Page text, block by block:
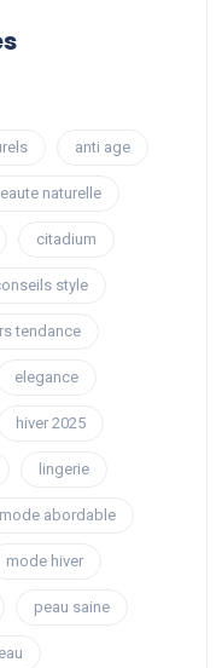
anti age
naturelle
citadium
style
tendance
elegance
hiver 2025
lingerie
mode abordable
mode hiver
peau saine